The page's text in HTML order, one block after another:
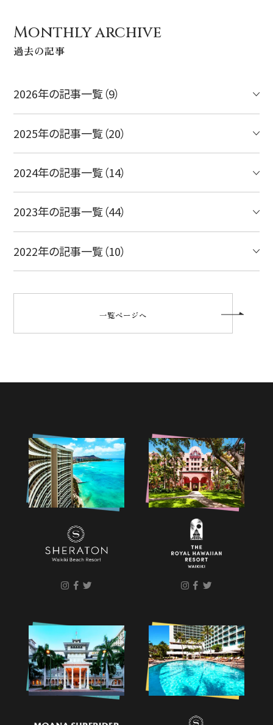
Monthly archive
過去の記事
2026年の記事一覧（9）
2025年の記事一覧（20）
2024年の記事一覧（14）
2023年の記事一覧（44）
2022年の記事一覧（10）
一覧ページへ